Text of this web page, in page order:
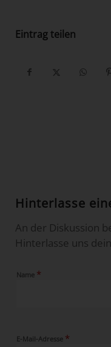
Eintrag teilen
Hinterlasse
An der Diskussion
Hinterlasse uns
Name *
E-Mail-Adresse *